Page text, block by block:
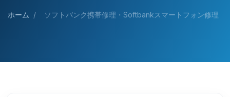
ホーム / ソフトバンク携帯修理・Softbankスマートフォン修理